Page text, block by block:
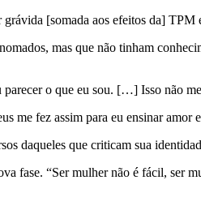
[somada aos efeitos da]
mas que não tinham
o que eu sou. […] Isso não
me fez assim para eu ensinar
daqueles que criticam sua
fase. “Ser mulher não é fácil, ser